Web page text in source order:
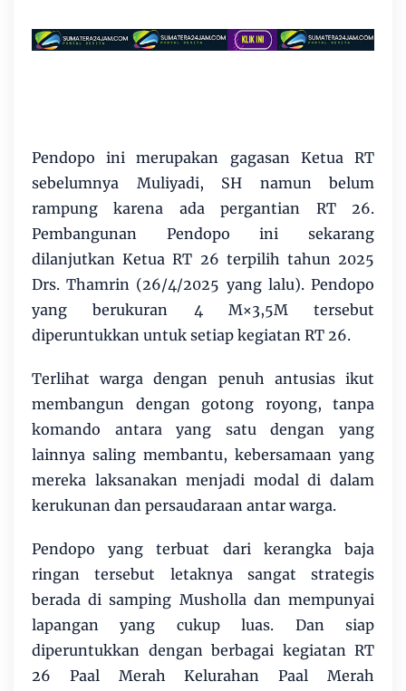
Pendopo ini merupakan gagasan Ketua RT
sebelumnya Muliyadi, SH namun belum
rampung karena ada pergantian RT 26.
Pembangunan Pendopo ini sekarang
dilanjutkan Ketua RT 26 terpilih tahun 2025
Drs. Thamrin (26/4/2025 yang lalu). Pendopo
yang berukuran 4 M×3,5M tersebut
diperuntukkan untuk setiap kegiatan RT 26.
Terlihat warga dengan penuh antusias ikut
membangun dengan gotong royong, tanpa
komando antara yang satu dengan yang
lainnya saling membantu, kebersamaan yang
mereka laksanakan menjadi modal di dalam
kerukunan dan persaudaraan antar warga.
Pendopo yang terbuat dari kerangka baja
ringan tersebut letaknya sangat strategis
berada di samping Musholla dan mempunyai
lapangan yang cukup luas. Dan siap
diperuntukkan dengan berbagai kegiatan RT
26 Paal Merah Kelurahan Paal Merah